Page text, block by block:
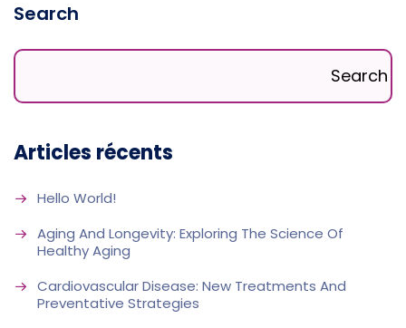
Search
Search
Articles récents
Hello World!
Aging And Longevity: Exploring The Science Of
Healthy Aging
Cardiovascular Disease: New Treatments And
Preventative Strategies